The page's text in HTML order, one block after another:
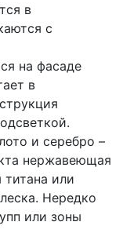
в
с
на фасаде
в
и серебро –
нержавеющая
или
Нередко
или зоны